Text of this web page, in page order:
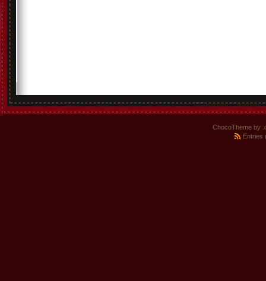
ChocoTheme by
Entries